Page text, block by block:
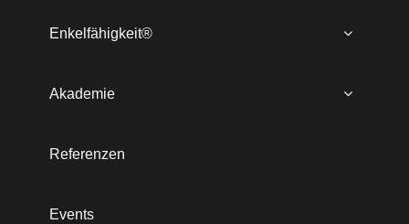
Enkelfähigkeit®
Akademie
Referenzen
Events